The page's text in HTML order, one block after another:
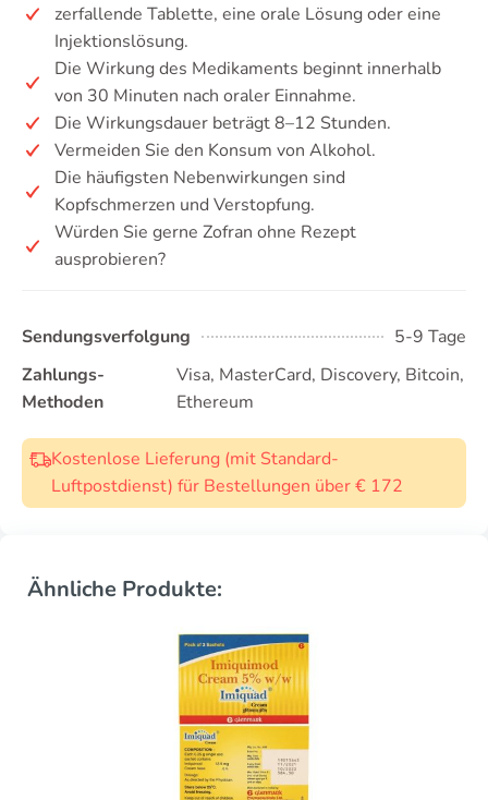
zerfallende Tablette, eine orale Lösung oder eine
Injektionslösung.
Die Wirkung des Medikaments beginnt innerhalb
von 30 Minuten nach oraler Einnahme.
Die Wirkungsdauer beträgt 8–12 Stunden.
Vermeiden Sie den Konsum von Alkohol.
Die häufigsten Nebenwirkungen sind
Kopfschmerzen und Verstopfung.
Würden Sie gerne Zofran ohne Rezept
ausprobieren?
Sendungsverfolgung
5-9 Tage
Zahlungs-
Methoden
Visa, MasterCard, Discovery, Bitcoin,
Ethereum
Kostenlose Lieferung (mit Standard-
Luftpostdienst) für Bestellungen über € 172
Ähnliche Produkte: